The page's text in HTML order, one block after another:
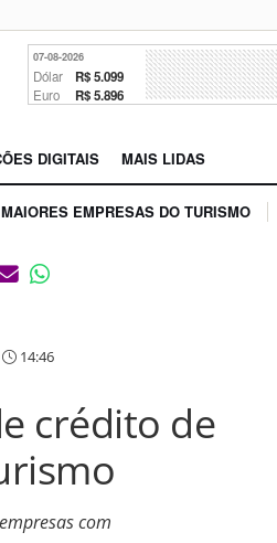
07-08-2026
Dólar R$ 5.099
Euro R$ 5.896
DIGITAIS MAIS LIDAS
MAIORES EMPRESAS DO TURISMO
14:46
crédito de
com